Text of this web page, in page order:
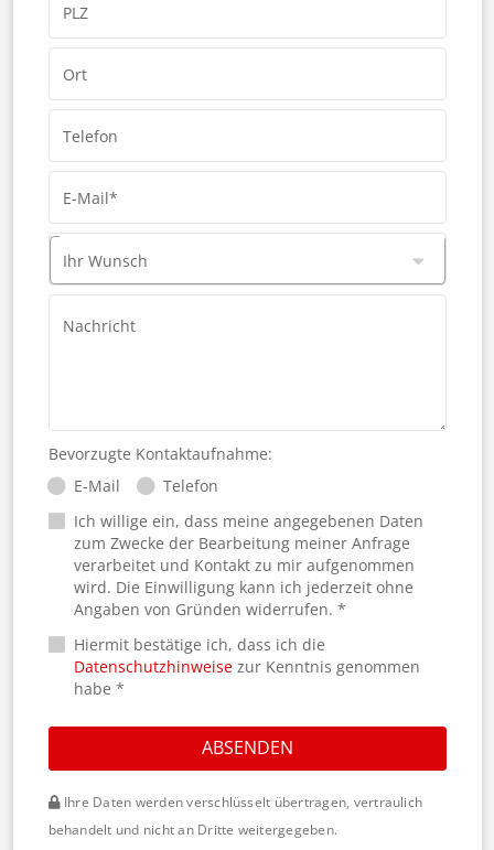
PLZ
Ort
Telefon
E-Mail*
Ihr Wunsch
Nachricht
Bevorzugte Kontaktaufnahme:
E-Mail
Telefon
Ich willige ein, dass meine angegebenen Daten
zum Zwecke der Bearbeitung meiner Anfrage
verarbeitet und Kontakt zu mir aufgenommen
wird. Die Einwilligung kann ich jederzeit ohne
Angaben von Gründen widerrufen. *
Hiermit bestätige ich, dass ich die
Datenschutzhinweisezur Kenntnis genommen
habe *
ABSENDEN
Ihre Daten werden verschlüsselt übertragen, vertraulich
behandelt und nicht an Dritte weitergegeben.